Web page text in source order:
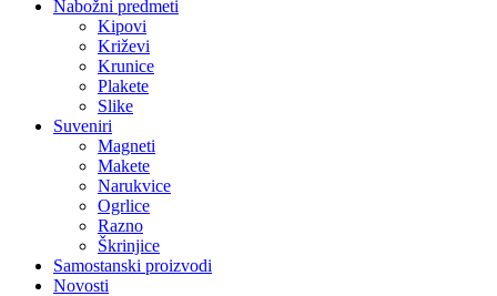
Nabožni predmeti
Kipovi
Križevi
Krunice
Plakete
Slike
Suveniri
Magneti
Makete
Narukvice
Ogrlice
Razno
Škrinjice
Samostanski proizvodi
Novosti